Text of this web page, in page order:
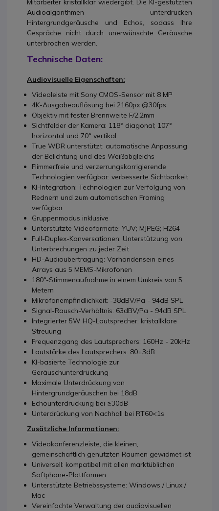
Mitarbeiter kristallklar wiedergibt. Die KI-gestützten
Audioalgorithmen unterdrücken
Hintergrundgeräusche und Echos, sodass Ihre
Gespräche nicht durch unerwünschte Geräusche
unterbrochen werden.
Technische Daten:
Audiovisuelle Eigenschaften:
Videoleiste mit Sony CMOS-Sensor mit 8 MP
4K-Ausgabeauflösung bei 2160px @30fps
Objektiv mit fester Brennweite F/2.2mm
Sichtfelder der Kamera: 118° diagonal; 107°
horizontal und 70° vertikal
True WDR unterstützt: automatische Anpassung
der Belichtung und des Weißabgleichs
Flimmerfreie und verzerrungskorrigierende
Technologien verfügbar: verbesserte Sichtbarkeit
KI-Integration: Technologien zur Verfolgung von
Rednern und zum automatischen Framing
verfügbar
Gruppenmodus inklusive
Unterstützte Videoformate: YUV; MJPEG; H264
Full-Duplex-Konversationen: Unterstützung von
Unterbrechungen zu jeder Zeit
HD-Audioübertragung: Vorhandensein eines
Arrays aus 5 MEMS-Mikrofonen
180°-Stimmenaufnahme in einem Umkreis von 5
Metern
Mikrofonempfindlichkeit: -38dBV/Pa - 94dB SPL
Signal-Rausch-Verhältnis: 63dBV/Pa - 94dB SPL
Integrierter 5W HQ-Lautsprecher: kristallklare
Streuung
Frequenzgang des Lautsprechers: 160Hz - 20kHz
Lautstärke des Lautsprechers: 80±3dB
KI-basierte Technologie zur
Geräuschunterdrückung
Maximale Unterdrückung von
Hintergrundgeräuschen bei 18dB
Echounterdrückung bei ≥30dB
Unterdrückung von Nachhall bei RT60<1s
Zusätzliche Informationen:
Videokonferenzleiste, die kleinen,
gemeinschaftlich genutzten Räumen gewidmet ist
Universell: kompatibel mit allen marktüblichen
Softphone-Plattformen
Unterstützte Betriebssysteme: Windows / Linux /
Mac
Vereinfachte Verwaltung der audiovisuellen